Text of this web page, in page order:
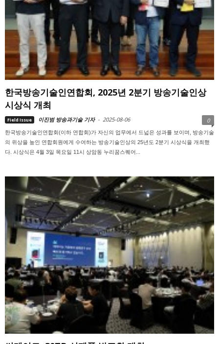
한국방송기술인연합회, 2025년 2분기 방송기술인상
시상식 개최
Field Issue 이진범 방송과기술 기자 - 2025-08-06 0
한국방송기술인연합회(이하 연합회)가 자신의 업무에서 드넓은 성과를 보이며, 방송기술
의 위상을 높인 연합회원에게 수여하는 방송기술인상의 25년도 2분기 시상식을 개최했
다. 시상식은 4월 3일 목요일 11시 상암동 누리꿈스퀘어...